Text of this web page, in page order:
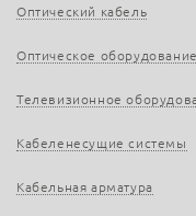
Оптический кабель
Оптическое оборудование
Телевизионное
Кабеленесущие системы
Кабельная арматура